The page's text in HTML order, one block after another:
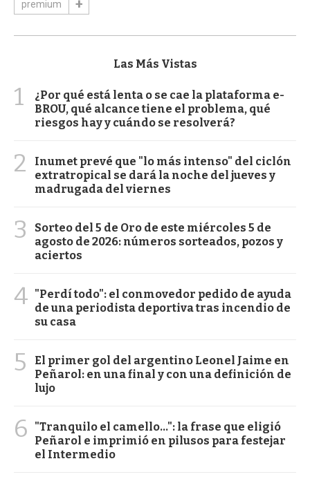
premium
Las Más Vistas
1
¿Por qué está lenta o se cae la plataforma e-
BROU, qué alcance tiene el problema, qué
riesgos hay y cuándo se resolverá?
2
Inumet prevé que "lo más intenso" del ciclón
extratropical se dará la noche del jueves y
madrugada del viernes
3
Sorteo del 5 de Oro de este miércoles 5 de
agosto de 2026: números sorteados, pozos y
aciertos
4 "Perdí todo": el conmovedor pedido de ayuda
de una periodista deportiva tras incendio de
su casa
5
El primer gol del argentino Leonel Jaime en
Peñarol: en una final y con una definición de
lujo
6
"Tranquilo el camello...": la frase que eligió
Peñarol e imprimió en pilusos para festejar
el Intermedio